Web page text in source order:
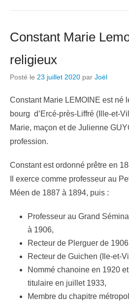
Constant Marie
religieux
Posté le 23 juillet 2020 par Joël
Constant Marie LEMOINE est né
bourg d’Ercé-près-Liffré (Ille-et-
Marie, maçon et de Julienne
profession.
Constant est ordonné prêtre en
Il exerce comme professeur au
Méen de 1887 à 1894, puis :
Professeur au Grand
à 1906,
Recteur de Plerguer de
Recteur de Guichen (Ile-et-
Nommé chanoine en 1920
titulaire en juillet 1933,
Membre du chapitre